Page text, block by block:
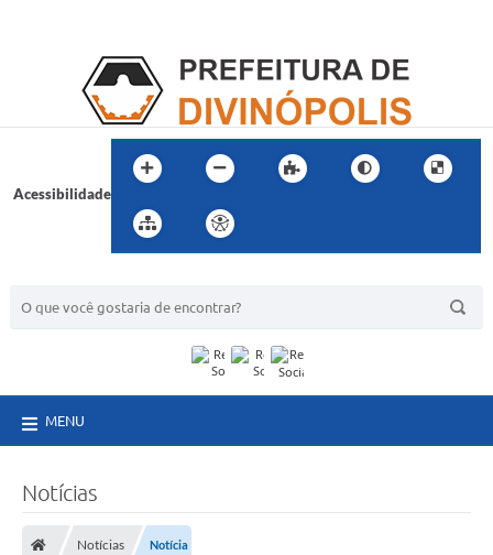
Acessibilidade
MENU
Notícias
Notícias Notícia